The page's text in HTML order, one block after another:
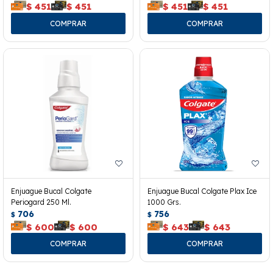
$ 451 $ 451 $ 451 $ 451
Enjuague Bucal Colgate
Periogard 250 Ml.
$ 706
$ 600 $ 600
Enjuague Bucal Colgate Plax Ice
1000 Grs.
$ 756
$ 643 $ 643